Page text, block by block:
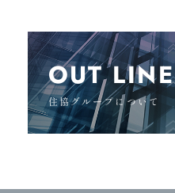
OUT LINE
住協グループについて